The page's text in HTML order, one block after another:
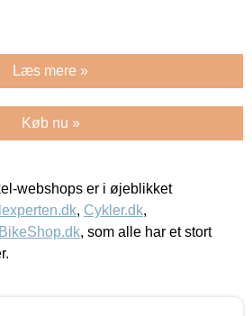
Læs mere »
Køb nu »
webshops er i øjeblikket
, Cykler.dk,
, som alle har et stort